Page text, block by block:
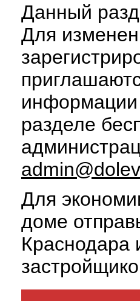
Данный
Для
информации
разделе
Для
доме
Краснодара